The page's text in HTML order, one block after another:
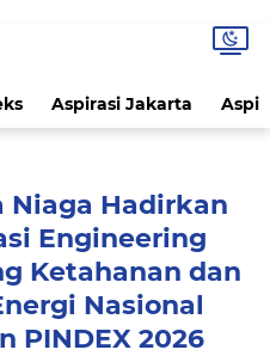
Aspirasi Jakarta
Niaga Hadirkan
Engineering
Ketahanan dan
Nasional
PINDEX 2026